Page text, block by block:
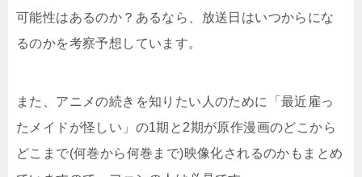
可能性はあるのか？あるなら、放送日はいつからにな
るのかを考察予想しています。
また、アニメの続きを知りたい人のために「最近雇っ
たメイドが怪しい」の1期と2期が原作漫画のどこから
どこまで(何巻から何巻まで)映像化されるのかもまとめ